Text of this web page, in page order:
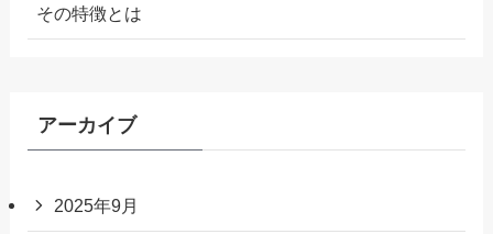
その特徴とは
アーカイブ
2025年9月